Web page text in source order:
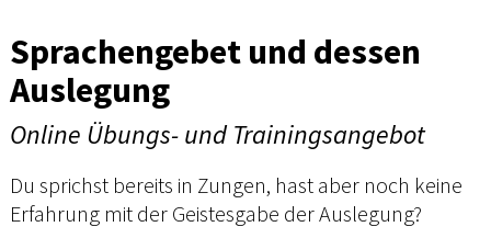
Sprachengebet und dessen
Auslegung
Online Übungs- und Trainingsangebot
Du sprichst bereits in Zungen, hast aber noch keine
Erfahrung mit der Geistesgabe der Auslegung?